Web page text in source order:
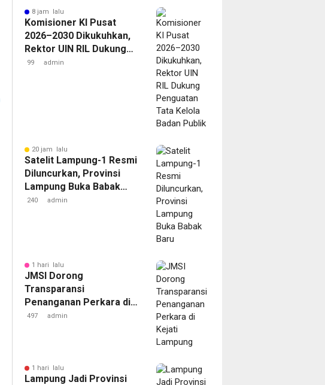
8 jam lalu
Komisioner KI Pusat
2026–2030 Dikukuhkan,
Rektor UIN RIL Dukung
Penguatan Tata Kelola
99 admin
20 jam lalu
Satelit Lampung-1 Resmi
Diluncurkan, Provinsi
Lampung Buka Babak
Baru
240 admin
1 hari lalu
JMSI Dorong
Transparansi
Penanganan Perkara di
Kejati Lampung
497 admin
1 hari lalu
Lampung Jadi Provinsi